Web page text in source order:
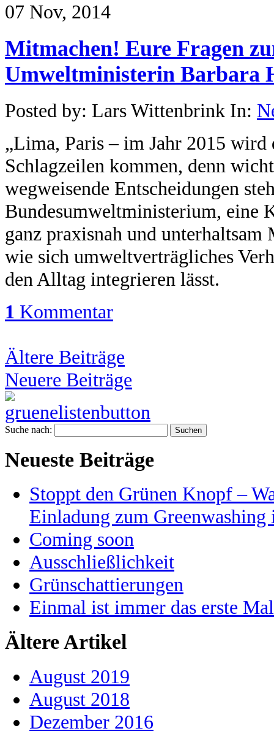
07 Nov, 2014
Mitmachen! Eure Fragen
Umweltministerin Barbara
Posted by: Lars Wittenbrink In:
„Lima, Paris – im Jahr 2015
Schlagzeilen kommen, denn
wegweisende Entscheidungen
Bundesumweltministerium, eine
ganz praxisnah und
wie sich umweltverträgliches
den Alltag integrieren lässt.
1 Kommentar
Ältere Beiträge
Neuere Beiträge
Suche nach:
Neueste Beiträge
Stoppt den Grünen Knopf –
Einladung zum Greenwashing
Coming soon
Ausschließlichkeit
Grünschattierungen
Einmal ist immer das erste Mal
Ältere Artikel
August 2019
August 2018
Dezember 2016